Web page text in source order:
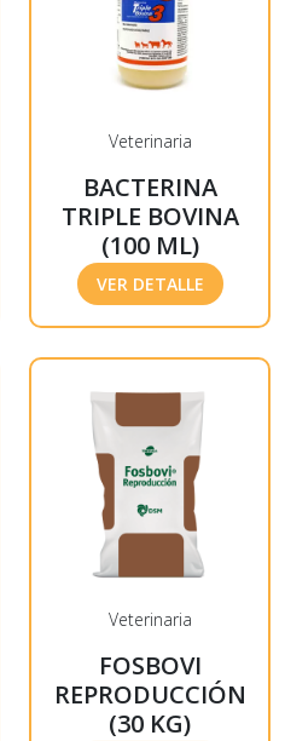
Veterinaria
BACTERINA
TRIPLE BOVINA
(100 ML)
VER DETALLE
Veterinaria
FOSBOVI
REPRODUCCIÓN
(30 KG)